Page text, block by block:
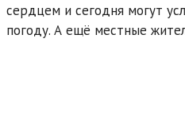
сердцем и сегодня могут
погоду. А ещё местные